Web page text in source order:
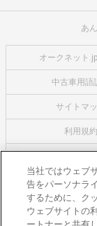
あ
オークネット
中古車用語
サイトマ
利用規約
オークネットのその
バイク関連サービス
当社ではウェブ
告をパーソナラ
するために、ク
ウェブサイトの